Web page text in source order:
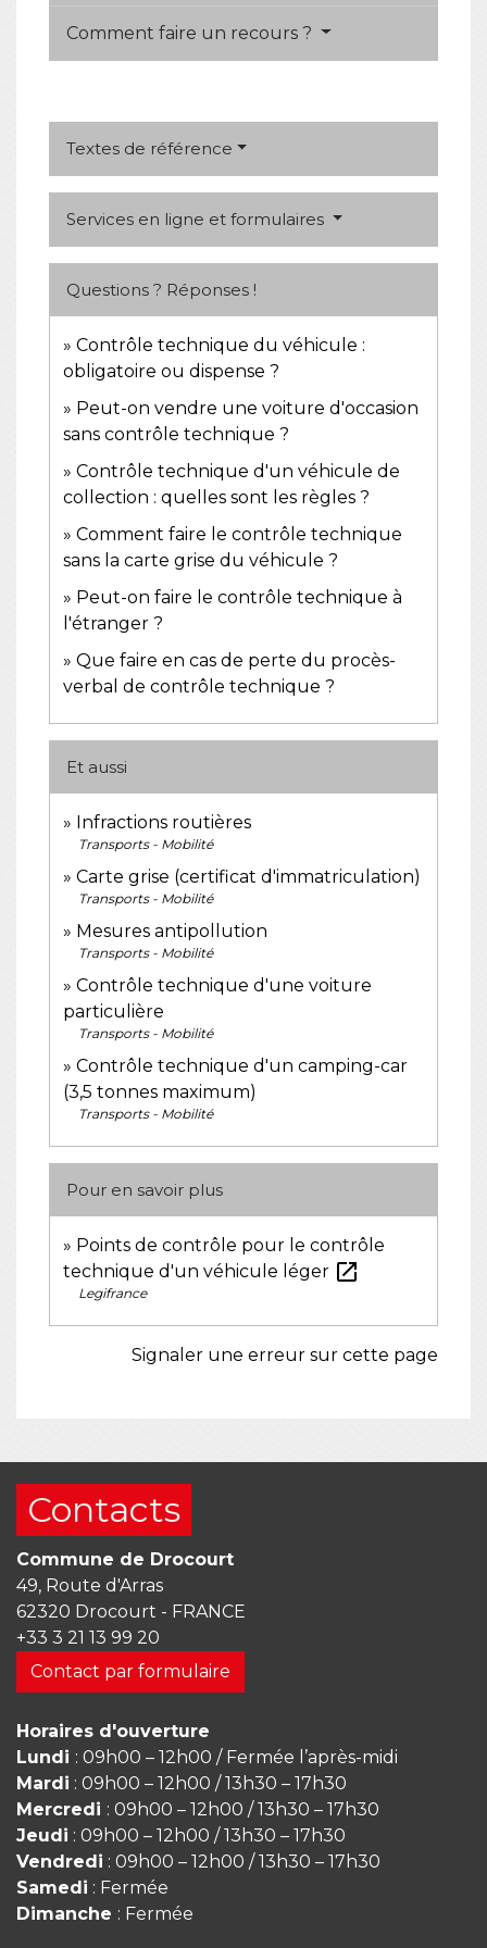
Comment faire un recours ?
Textes de référence
Services en ligne et formulaires
Questions ? Réponses !
Contrôle technique du véhicule :
obligatoire ou dispense ?
Peut-on vendre une voiture d'occasion
sans contrôle technique ?
Contrôle technique d'un véhicule de
collection : quelles sont les règles ?
Comment faire le contrôle technique
sans la carte grise du véhicule ?
Peut-on faire le contrôle technique à
l'étranger ?
Que faire en cas de perte du procès-
verbal de contrôle technique ?
Et aussi
Infractions routières
Transports - Mobilité
Carte grise (certificat d'immatriculation)
Transports - Mobilité
Mesures antipollution
Transports - Mobilité
Contrôle technique d'une voiture
particulière
Transports - Mobilité
Contrôle technique d'un camping-car
(3,5 tonnes maximum)
Transports - Mobilité
Pour en savoir plus
Points de contrôle pour le contrôle
technique d'un véhicule léger open_in_new
Legifrance
Signaler une erreur sur cette page
Contacts
Commune de Drocourt
49, Route d'Arras
62320 Drocourt - FRANCE
+33 3 21 13 99 20
Contact par formulaire
Horaires d'ouverture
Lundi : 09h00 – 12h00 / Fermée l’après-midi
Mardi : 09h00 – 12h00 / 13h30 – 17h30
Mercredi : 09h00 – 12h00 / 13h30 – 17h30
Jeudi : 09h00 – 12h00 / 13h30 – 17h30
Vendredi : 09h00 – 12h00 / 13h30 – 17h30
Samedi : Fermée
Dimanche : Fermée